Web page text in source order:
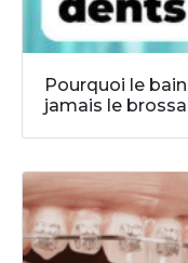
Pourquoi le
jamais le